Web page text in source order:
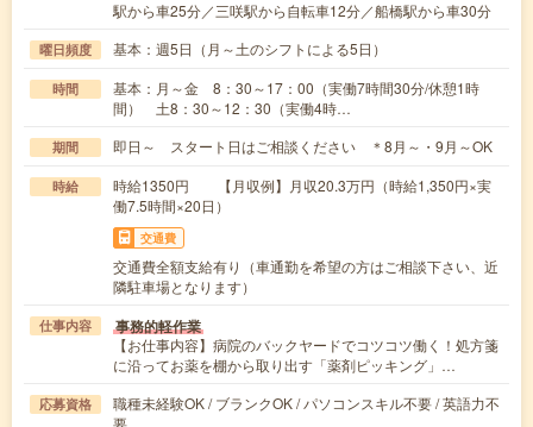
駅から車25分／三咲駅から自転車12分／船橋駅から車30分
曜日頻度 基本：週5日（月～土のシフトによる5日）
時間
基本：月～金 8：30～17：00（実働7時間30分/休憩1時
間） 土8：30～12：30（実働4時…
期間 即日～ スタート日はご相談ください ＊8月～・9月～OK
時給
時給1350円 【月収例】月収20.3万円（時給1,350円×実
働7.5時間×20日）
交通費
交通費全額支給有り（車通勤を希望の方はご相談下さい、近
隣駐車場となります）
仕事内容 事務的軽作業
【お仕事内容】病院のバックヤードでコツコツ働く！処方箋
に沿ってお薬を棚から取り出す「薬剤ピッキング」…
応募資格
職種未経験OK / ブランクOK / パソコンスキル不要 / 英語力不
要